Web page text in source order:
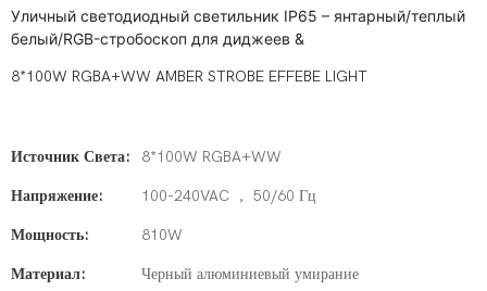
Уличный светодиодный светильник IP65 – янтарный/теплый
белый/RGB-стробоскоп для диджеев &
8*100W RGBA+WW AMBER STROBE EFFEBE LIGHT
Источник Света: 8*100W RGBA+WW
Напряжение: 100-240VAC ， 50/60 Гц
Мощность: 810W
Материал: Черный алюминиевый умирание